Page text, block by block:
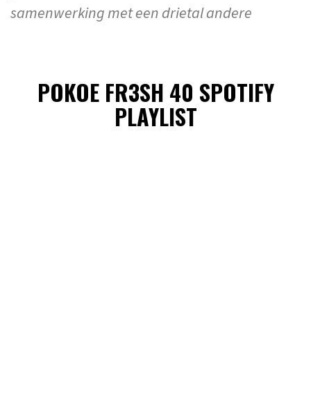
samenwerking met een drietal andere
POKOE FR3SH 40 SPOTIFY
PLAYLIST